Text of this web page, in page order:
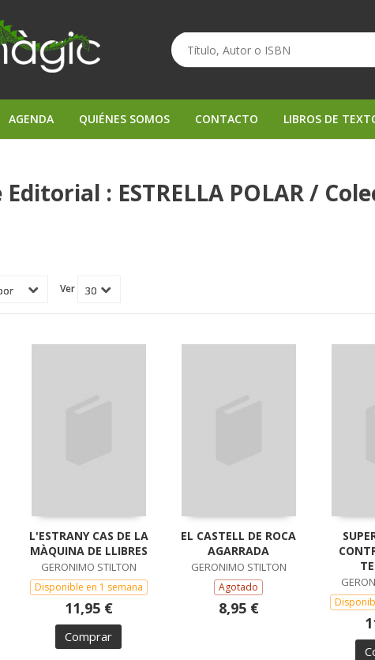
AGENDA QUIÉNES SOMOS CONTACTO LIBROS DE
: ESTRELLA POLAR /
Ver
L'ESTRANY CAS DE LA
MÀQUINA DE LLIBRES
GERONIMO STILTON
Disponible en 1 semana
11,95 €
Comprar
EL CASTELL DE ROCA
AGARRADA
GERONIMO STILTON
Agotado
8,95 €